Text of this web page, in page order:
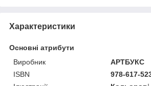
Характеристики
Основні атрибути
Виробник
АРТБУКС
ISBN
978-617-